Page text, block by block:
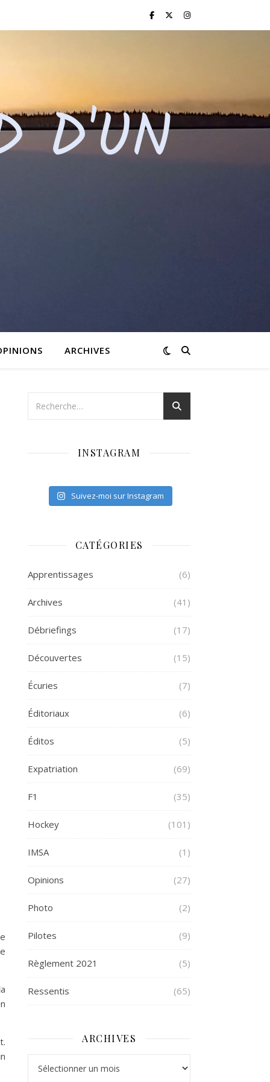
D'UN
ARCHIVES
INSTAGRAM
Suivez-moi sur Instagram
CATÉGORIES
Apprentissages (6)
Archives (41)
Débriefings (17)
Découvertes (15)
Écuries (7)
Éditoriaux (6)
Éditos (5)
Expatriation (69)
F1 (35)
Hockey (101)
IMSA (1)
Opinions (27)
Photo (2)
Pilotes (9)
Règlement 2021 (5)
Ressentis (65)
ARCHIVES